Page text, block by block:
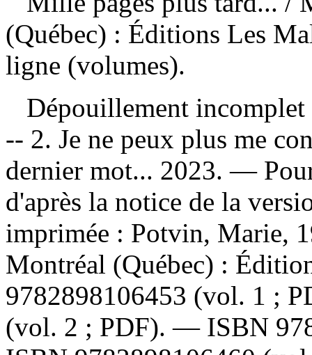
(Québec) : Éditions Les
ligne (volumes).
Dépouillement
-- 2. Je ne peux plus me
dernier mot... 2023. —
d'après la notice de la
imprimée : Potvin, Marie,
Montréal (Québec) :
9782898106453 (vol. 1 ;
(vol. 2 ; PDF). — ISBN